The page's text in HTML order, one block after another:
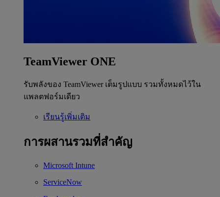
TeamViewer ONE
รับพลังของ TeamViewer เต็มรูปแบบ รวมทั้งหมดไว้ใน
แพลตฟอร์มเดียว
เรียนรู้เพิ่มเติม
การผสานรวมที่สำคัญ
Microsoft Intune
ServiceNow